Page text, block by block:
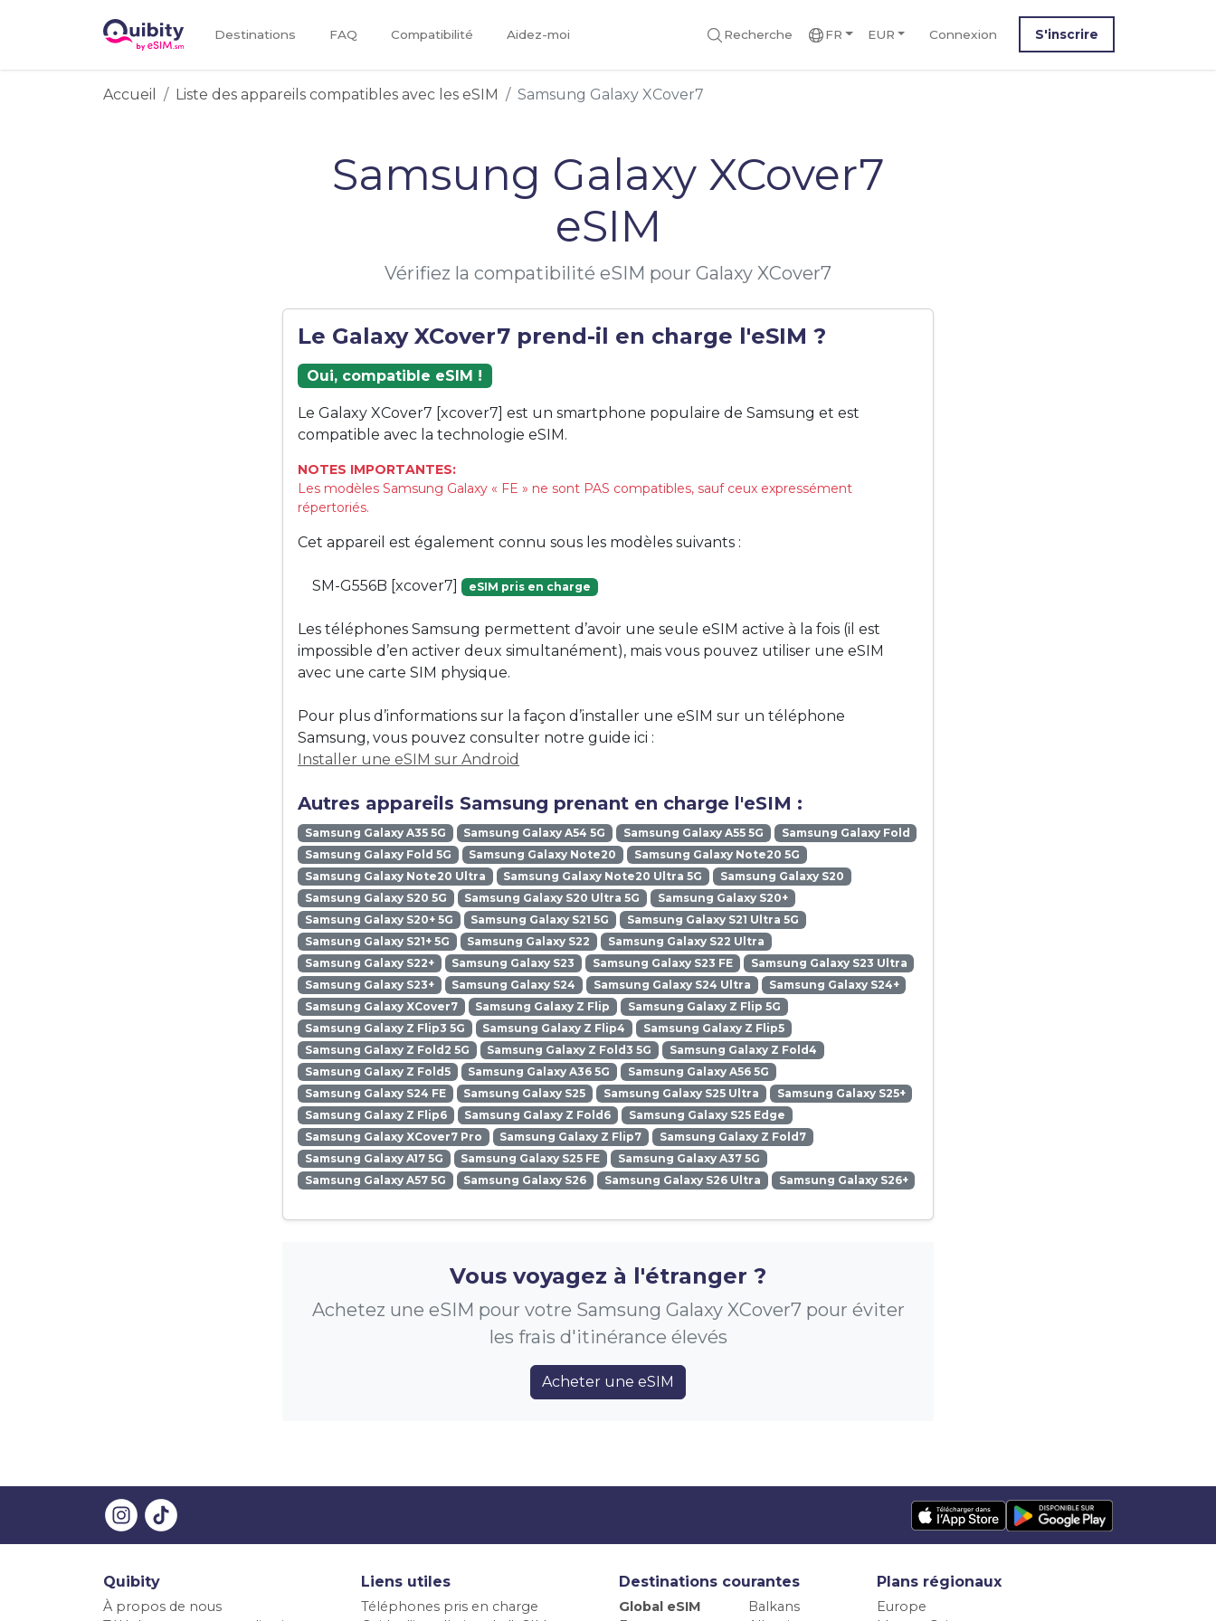
Destinations FAQ Compatibilité Aidez-moi Recherche FR EUR Connexion S'inscrire
Accueil Liste des appareils compatibles avec les eSIM Samsung Galaxy XCover7
Samsung Galaxy XCover7
eSIM
Vérifiez la compatibilité eSIM pour Galaxy XCover7
Le Galaxy XCover7 prend-il en charge l'eSIM ?
Oui, compatible eSIM !
Le Galaxy XCover7 [xcover7] est un smartphone populaire de Samsung et est
compatible avec la technologie eSIM.
NOTES IMPORTANTES:
Les modèles Samsung Galaxy « FE » ne sont PAS compatibles, sauf ceux expressément
répertoriés.
Cet appareil est également connu sous les modèles suivants :
SM-G556B [xcover7] eSIM pris en charge
Les téléphones Samsung permettent d’avoir une seule eSIM active à la fois (il est
impossible d’en activer deux simultanément), mais vous pouvez utiliser une eSIM
avec une carte SIM physique.
Pour plus d’informations sur la façon d’installer une eSIM sur un téléphone
Samsung, vous pouvez consulter notre guide ici :
Installer une eSIM sur Android
Autres appareils Samsung prenant en charge l'eSIM :
Samsung Galaxy A35 5G Samsung Galaxy A54 5G Samsung Galaxy A55 5G
Samsung Galaxy Fold
Samsung Galaxy Fold 5G
Samsung Galaxy Note20
Samsung Galaxy Note20 5G
Samsung Galaxy Note20 Ultra
Samsung Galaxy Note20 Ultra 5G
Samsung Galaxy S20
Samsung Galaxy S20 5G
Samsung Galaxy S20 Ultra 5G
Samsung Galaxy S20+
Samsung Galaxy S20+ 5G
Samsung Galaxy S21 5G
Samsung Galaxy S21 Ultra 5G
Samsung Galaxy S21+ 5G
Samsung Galaxy S22
Samsung Galaxy S22 Ultra
Samsung Galaxy S22+
Samsung Galaxy S23 Samsung Galaxy S23 FE
Samsung Galaxy S23 Ultra
Samsung Galaxy S23+
Samsung Galaxy S24 Samsung Galaxy S24 Ultra
Samsung Galaxy S24+
Samsung Galaxy XCover7
Samsung Galaxy Z Flip
Samsung Galaxy Z Flip 5G
Samsung Galaxy Z Flip3 5G
Samsung Galaxy Z Flip4
Samsung Galaxy Z Flip5
Samsung Galaxy Z Fold2 5G
Samsung Galaxy Z Fold3 5G
Samsung Galaxy Z Fold4
Samsung Galaxy Z Fold5
Samsung Galaxy A36 5G
Samsung Galaxy A56 5G
Samsung Galaxy S24 FE
Samsung Galaxy S25 Samsung Galaxy S25 Ultra
Samsung Galaxy S25+
Samsung Galaxy Z Flip6
Samsung Galaxy Z Fold6
Samsung Galaxy S25 Edge
Samsung Galaxy XCover7 Pro
Samsung Galaxy Z Flip7
Samsung Galaxy Z Fold7
Samsung Galaxy A17 5G
Samsung Galaxy S25 FE
Samsung Galaxy A37 5G
Samsung Galaxy A57 5G
Samsung Galaxy S26 Samsung Galaxy S26 Ultra Samsung Galaxy S26+
Vous voyagez à l'étranger ?
Achetez une eSIM pour votre Samsung Galaxy XCover7 pour éviter
les frais d'itinérance élevés
Acheter une eSIM
Quibity
À propos de nous
Liens utiles
Téléphones pris en charge
Destinations courantes
Global eSIM
Balkans
Plans régionaux
Europe